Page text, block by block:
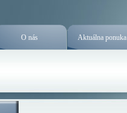
O nás Aktuálna ponuka